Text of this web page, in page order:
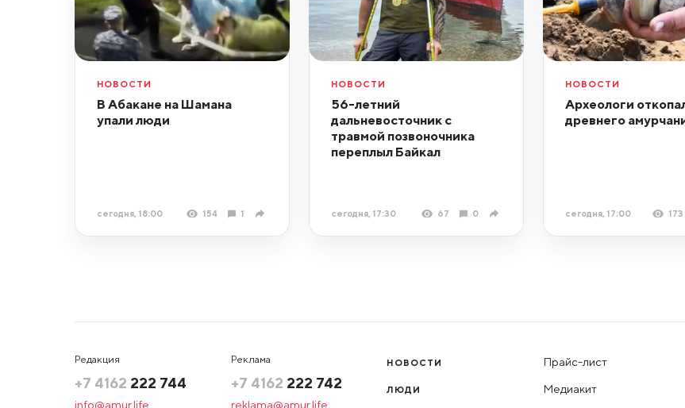
НОВОСТИ
В Абакане на Шамана
упали люди
сегодня, 18:00 154 1
НОВОСТИ
56-летний
дальневосточник с
травмой позвоночника
переплыл Байкал
сегодня, 17:30 67 0
НОВОСТИ
Археологи
древнего
сегодня, 17:00 173
Редакция
+7 4162 222 744
info@amur.life
Реклама
+7 4162 222 742
reklama@amur.life
НОВОСТИ
ЛЮДИ
Прайс-лист
Медиакит